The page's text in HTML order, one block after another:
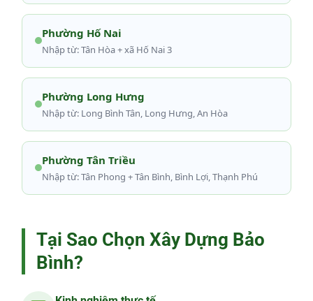
Phường Hố Nai
Nhập từ: Tân Hòa + xã Hố Nai 3
Phường Long Hưng
Nhập từ: Long Bình Tân, Long Hưng, An Hòa
Phường Tân Triều
Nhập từ: Tân Phong + Tân Bình, Bình Lợi, Thạnh Phú
Tại Sao Chọn Xây Dựng Bảo
Bình?